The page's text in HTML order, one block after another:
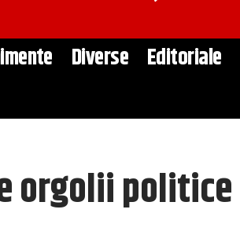
Diverse Editoriale
orgolii politice